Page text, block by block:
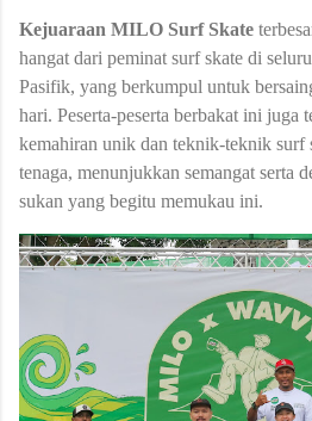
Kejuaraan MILO Surf Skate
hangat dari peminat surf skate di
Pasifik, yang berkumpul untuk
hari. Peserta-peserta berbakat ini juga
kemahiran unik dan teknik-teknik surf
tenaga, menunjukkan semangat serta
sukan yang begitu memukau ini.